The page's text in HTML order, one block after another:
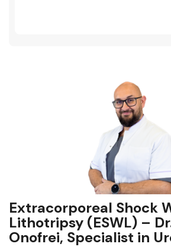
Extracorporeal Shock
Lithotripsy (ESWL) –
Onofrei, Specialist in